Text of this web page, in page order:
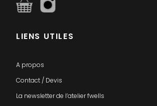
LIENS UTILES
A propos
Contact / Devis
La newsletter de l’atelier fwells